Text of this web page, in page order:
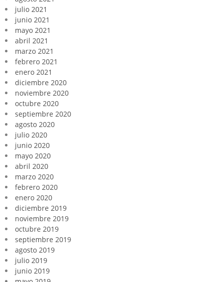
julio 2021
junio 2021
mayo 2021
abril 2021
marzo 2021
febrero 2021
enero 2021
diciembre 2020
noviembre 2020
octubre 2020
septiembre 2020
agosto 2020
julio 2020
junio 2020
mayo 2020
abril 2020
marzo 2020
febrero 2020
enero 2020
diciembre 2019
noviembre 2019
octubre 2019
septiembre 2019
agosto 2019
julio 2019
junio 2019